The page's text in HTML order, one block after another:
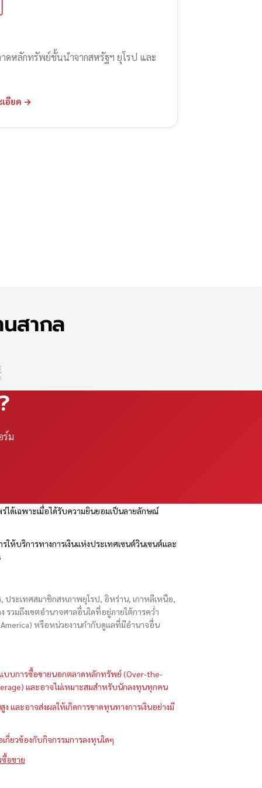
ดหลักทรัพย์ชั้นนำจากสหรัฐฯ ยุโรป และ
เอียด →
สากล
ร์ม
ได้เฉพาะเมื่อได้รับความยินยอมเป็นลายลักษณ์
ห้บริการทางการเงินแห่งประเทศเซนต์วินเซนต์และ
ประเทศสมาชิกสหภาพยุโรป, อิหร่าน, เกาหลีเหนือ,
รวมถึงเขตอำนาจศาลอื่นใดที่อยู่ภายใต้การคว่ำ
หรือหน่วยงานกำกับดูแลที่มีอำนาจอื่น
แบบการซื้อขายนอกตลาดหลักทรัพย์ (Over-the-
และอาจไม่เหมาะสมสำหรับนักลงทุนทุกคน
ง และอาจส่งผลให้เกิดการขาดทุนทางการเงินอย่างมี
กี่ยวข้องกับกิจกรรมการลงทุนใดๆ
ซื้อขาย